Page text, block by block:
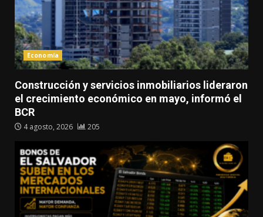
Economía
Construcción y servicios inmobiliarios lideraron
el crecimiento económico en mayo, informó el
BCR
4 agosto, 2026 205